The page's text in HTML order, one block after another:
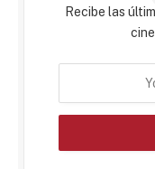
Recibe las